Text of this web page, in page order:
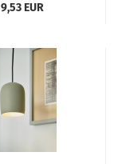
9,53 EUR